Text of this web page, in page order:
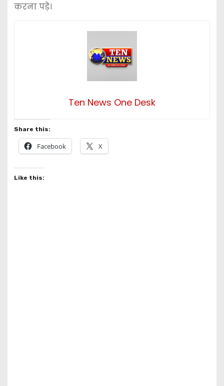
करना पड़े।
Ten News One Desk
Share this:
Facebook X
Like this: